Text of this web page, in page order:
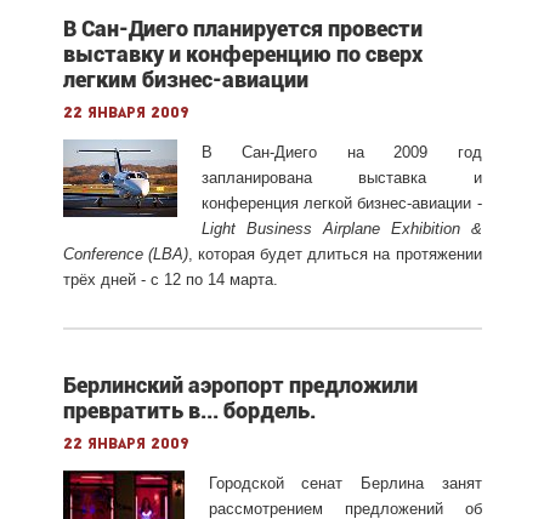
В Сан-Диего планируется провести
выставку и конференцию по сверх
легким бизнес-авиации
22 января 2009
В Сан-Диего на 2009 год
запланирована выставка и
конференция легкой бизнес-авиации -
Light Business Airplane Exhibition &
Conference (LBA), которая будет длиться на протяжении
трёх дней - с 12 по 14 марта.
Берлинский аэропорт предложили
превратить в... бордель.
22 января 2009
Городской сенат Берлина занят
рассмотрением предложений об